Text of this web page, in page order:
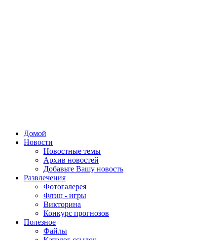
Домой
Новости
Новостные темы
Архив новостей
Добавьте Вашу новость
Развлечения
Фотогалерея
Флэш - игры
Викторина
Конкурс прогнозов
Полезное
Файлы